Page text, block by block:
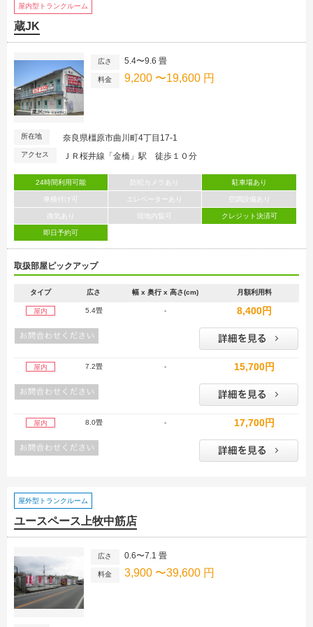
屋内型トランクルーム
蔵JK
広さ 5.4〜9.6 畳
料金 9,200 〜19,600 円
所在地 奈良県橿原市曲川町4丁目17-1
アクセス ＪＲ桜井線「金橋」駅 徒歩１０分
24時間利用可能 防犯カメラあり 駐車場あり
車横付け可 エレベーターあり 空調設備あり
換気あり 現地内覧可 クレジット決済可
即日予約可
取扱部屋ピックアップ
タイプ 広さ 幅 x 奥行 x 高さ(cm) 月額利用料
屋内 5.4畳 - 8,400円
屋内 7.2畳 - 15,700円
屋内 8.0畳 - 17,700円
屋外型トランクルーム
ユースペース上牧中筋店
広さ 0.6〜7.1 畳
料金 3,900 〜39,600 円